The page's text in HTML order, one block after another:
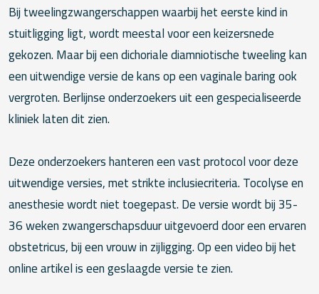
Bij tweelingzwangerschappen waarbij het eerste kind in
stuitligging ligt, wordt meestal voor een keizersnede
gekozen. Maar bij een dichoriale diamniotische tweeling kan
een uitwendige versie de kans op een vaginale baring ook
vergroten. Berlijnse onderzoekers uit een gespecialiseerde
kliniek laten dit zien.
Deze onderzoekers hanteren een vast protocol voor deze
uitwendige versies, met strikte inclusiecriteria. Tocolyse en
anesthesie wordt niet toegepast. De versie wordt bij 35-
36 weken zwangerschapsduur uitgevoerd door een ervaren
obstetricus, bij een vrouw in zijligging. Op een video bij het
online artikel is een geslaagde versie te zien.